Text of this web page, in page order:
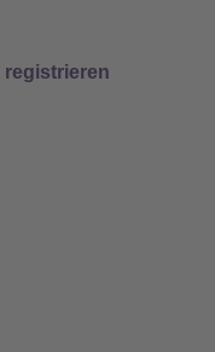
registrieren